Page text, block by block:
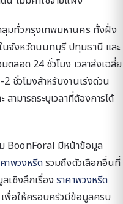
มทั่วกรุงเทพมหานคร ทั้งฝั่ง
จังหวัดนนทบุรี ปทุมธานี และ
ลอด 24 ชั่วโมง เวลาส่งเฉลี่ย
ชั่วโมงสำหรับงานเร่งด่วน
สามารถระบุเวลาที่ต้องการได้
BoonForal มีหน้าข้อมูล
าพวงหรีดรวมถึงตัวเลือกอื่นที่
เชิงลึกเรื่องราคาพวงหรีด
พื่อให้ครอบครัวมีข้อมูลครบ